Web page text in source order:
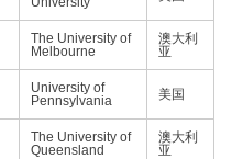
The University of
Melbourne
澳大利
亚
University of
Pennsylvania
美国
The University of
Queensland
澳大利
亚